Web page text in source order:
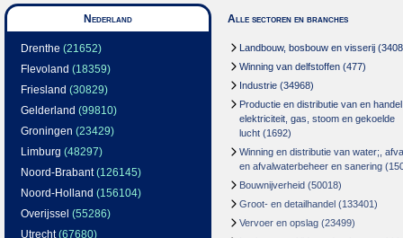
Nederland
Drenthe (21652)
Flevoland (18359)
Friesland (30829)
Gelderland (99810)
Groningen (23429)
Limburg (48297)
Noord-Brabant(126145)
Noord-Holland (156104)
Overijssel (55286)
Utrecht(67680)
Alle sectoren en branches
Landbouw, bosbouw en visserij
Winning van delfstoffen (477)
Industrie (34968)
Productie en distributie van en
elektriciteit, gas, stoom en gekoelde
lucht (1692)
Winning en distributie van water;,
en afvalwaterbeheer en sanering
Bouwnijverheid (50018)
Groot- en detailhandel (133401)
Vervoer en opslag (23499)